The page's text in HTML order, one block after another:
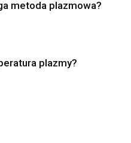
metoda plazmowa?
plazmy?